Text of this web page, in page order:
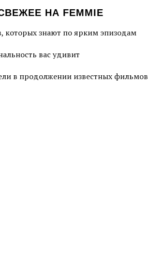
НА FEMMIE
которых знают по ярким эпизодам
вас удивит
в продолжении известных фильмов